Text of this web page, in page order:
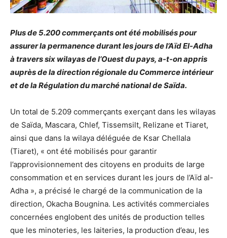
Plus de 5.200 commerçants ont été mobilisés pour
assurer la permanence durant les jours de l’Aïd El-Adha
à travers six wilayas de l’Ouest du pays, a-t-on appris
auprès de la direction régionale du Commerce intérieur
et de la Régulation du marché national de Saïda.
Un total de 5.209 commerçants exerçant dans les wilayas
de Saïda, Mascara, Chlef, Tissemsilt, Relizane et Tiaret,
ainsi que dans la wilaya déléguée de Ksar Chellala
(Tiaret), « ont été mobilisés pour garantir
l’approvisionnement des citoyens en produits de large
consommation et en services durant les jours de l’Aïd al-
Adha », a précisé le chargé de la communication de la
direction, Okacha Bougnina. Les activités commerciales
concernées englobent des unités de production telles
que les minoteries, les laiteries, la production d’eau, les